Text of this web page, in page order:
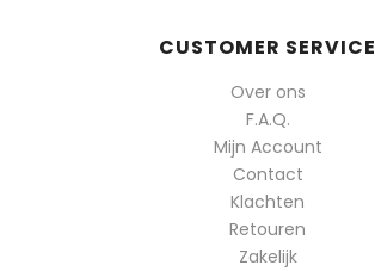
CUSTOMER SERVICE
Over ons
F.A.Q.
Mijn Account
Contact
Klachten
Retouren
Zakelijk